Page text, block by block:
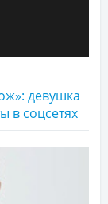
девушка
в соцсетях